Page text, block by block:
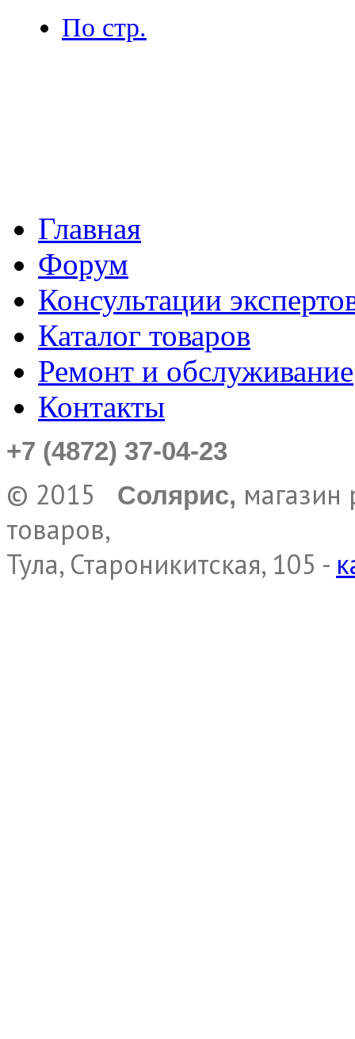
По стр.
Главная
Форум
Консультации
Каталог товаров
Ремонт и обслуживание
Контакты
+7 (4872) 37-04-23
© 2015 Солярис, магазин
товаров,
Тула, Староникитская, 105 -